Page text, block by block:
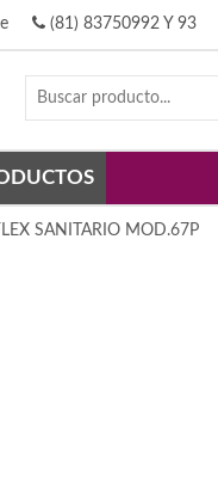
(81) 83750992 Y 93
SANITARIO MOD.67P